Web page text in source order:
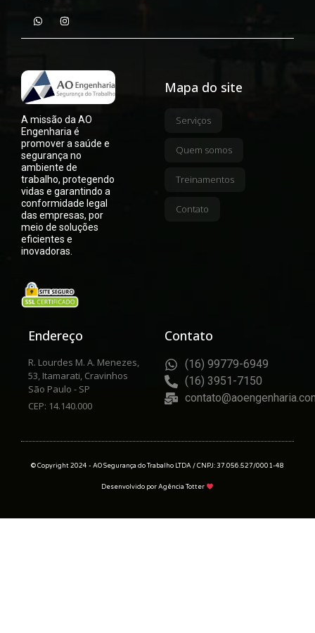
A missão da AO
Engenharia é
promover a saúde e
segurança no
ambiente de
trabalho, protegendo
vidas e garantindo a
conformidade legal
das empresas, por
meio de soluções
eficientes e
inovadoras.
Mapa do site
Serviços
Quem somos
Treinamentos
Contato
Endereço
R. Lourdes M. A. Menezes,
53, Itamarati, Cravinhos
São Paulo - SP
CEP: 14.140.000
Contato
(16) 99779-6949
(16) 3951-7150
© Copyright 2024 - AO Segurança do Trabalho LTDA / CNPJ: 37.056.527/0001-48
Desenvolvido porAgência Totter